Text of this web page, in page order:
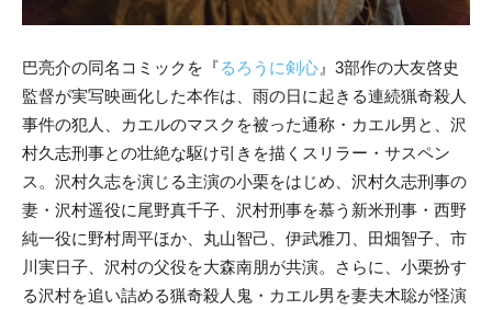
巴亮介の同名コミックを『るろうに剣心 』3部作の大友啓史
監督が実写映画化した本作は、雨の日に起きる連続猟奇殺人
事件の犯人、カエルのマスクを被った通称・カエル男と、沢
村久志刑事との壮絶な駆け引きを描くスリラー・サスペン
ス。沢村久志を演じる主演の小栗をはじめ、沢村久志刑事の
妻・沢村遥役に尾野真千子、沢村刑事を慕う新米刑事・西野
純一役に野村周平ほか、丸山智己、伊武雅刀、田畑智子、市
川実日子、沢村の父役を大森南朋が共演。さらに、小栗扮す
る沢村を追い詰める猟奇殺人鬼・カエル男を妻夫木聡が怪演